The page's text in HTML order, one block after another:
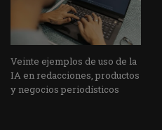
Veinte ejemplos de uso de la
IA en redacciones, productos
y negocios periodísticos